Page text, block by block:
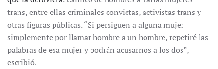
trans, entre ellas criminales convictas, activistas trans y
otras figuras públicas. “Si persiguen a alguna mujer
simplemente por llamar hombre a un hombre, repetiré las
palabras de esa mujer y podrán acusarnos a los dos”,
escribió.